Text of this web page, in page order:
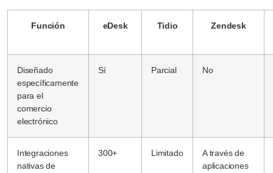
Función eDesk Tidio Zendesk
Diseñado
específicamente
para el
comercio
electrónico
Sí Parcial No
Integraciones
nativas de
300+ Limitado
A través de
aplicaciones